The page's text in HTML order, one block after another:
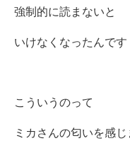
強制的に読まないと
いけなくなったんです
こういうのって
ミカさんの匂いを感じ